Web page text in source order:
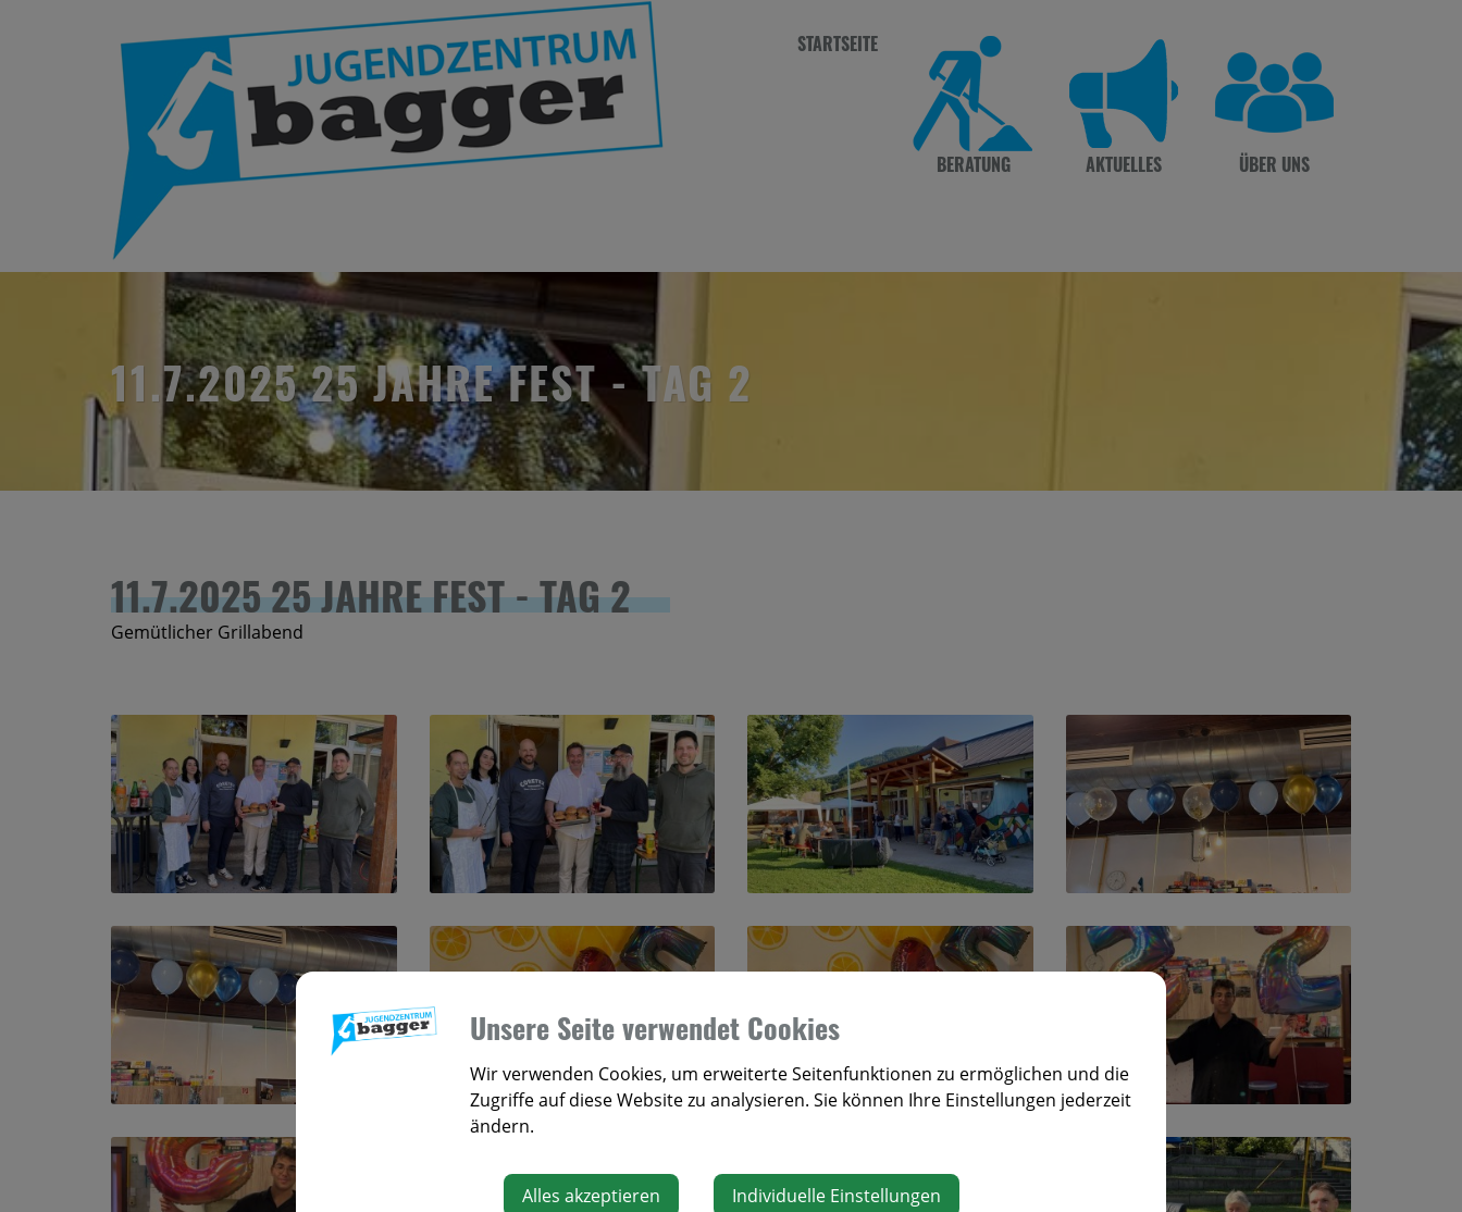
STARTSEITE
BERATUNG AKTUELLES ÜBER UNS
11.7.2025 25 JAHRE FEST - TAG 2
11.7.2025 25 JAHRE FEST - TAG 2
Gemütlicher Grillabend
Unsere Seite verwendet Cookies
Wir verwenden Cookies, um erweiterte Seitenfunktionen zu ermöglichen und die
Zugriffe auf diese Website zu analysieren. Sie können Ihre Einstellungen jederzeit
ändern.
Alles akzeptieren Individuelle Einstellungen